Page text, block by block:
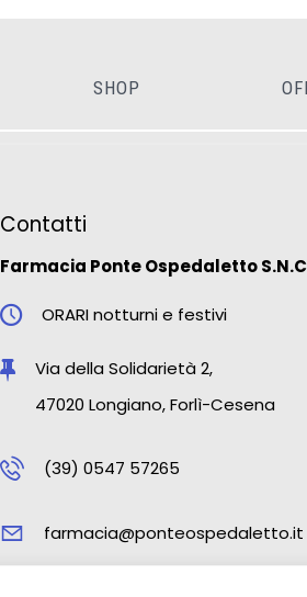
SHOP
Contatti
Farmacia Ponte Ospedaletto S.N.C
ORARI notturni e festivi
Via della Solidarietà 2,
47020 Longiano, Forlì-Cesena
(39) 0547 57265
farmacia@ponteospedaletto.it